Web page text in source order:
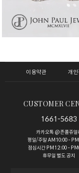
이용약관 개
CUSTOMER
1661-5683
카카오톡 @존폴쥬얼
평일/주말 AM10:00 -
점심시간 PM12:00 -
휴무일 별도 공지